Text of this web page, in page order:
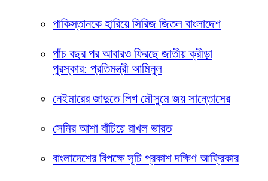
পাকিস্তানকে হারিয়ে সিরিজ জিতল বাংলাদেশ
পাঁচ বছর পর আবারও ফিরছে জাতীয় ক্রীড়া
পুরস্কার: প্রতিমন্ত্রী আমিনুল
নেইমারের জাদুতে লিগ মৌসুমে জয় সান্তোসের
সেমির আশা বাঁচিয়ে রাখল ভারত
বাংলাদেশের বিপক্ষে সূচি প্রকাশ দক্ষিণ আফ্রিকার